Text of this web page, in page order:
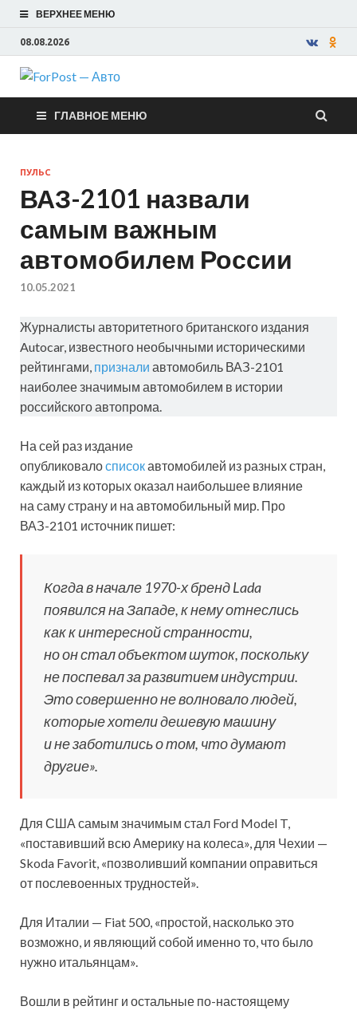
ВЕРХНЕЕ МЕНЮ
08.08.2026
ForPost —
Авто
ГЛАВНОЕ МЕНЮ
ПУЛЬС
ВАЗ-2101 назвали
самым важным
автомобилем России
10.05.2021
Журналисты авторитетного британского издания
Autocar, известного необычными историческими
рейтингами, признали автомобиль ВАЗ-2101
наиболее значимым автомобилем в истории
российского автопрома.
На сей раз издание
опубликовалосписокавтомобилей из разных стран,
каждый из которых оказал наибольшее влияние
на саму страну и на автомобильный мир. Про
ВАЗ-2101 источник пишет:
Когда в начале 1970-х бренд Lada
появился на Западе, к нему отнеслись
как к интересной странности,
но он стал объектом шуток, поскольку
не поспевал за развитием индустрии.
Это совершенно не волновало людей,
которые хотели дешевую машину
и не заботились о том, что думают
другие».
Для США самым значимым стал Ford Model T,
«поставивший всю Америку на колеса», для Чехии —
Skoda Favorit, «позволивший компании оправиться
от послевоенных трудностей».
Для Италии — Fiat 500, «простой, насколько это
возможно, и являющий собой именно то, что было
нужно итальянцам».
Вошли в рейтинг и остальные по-настоящему